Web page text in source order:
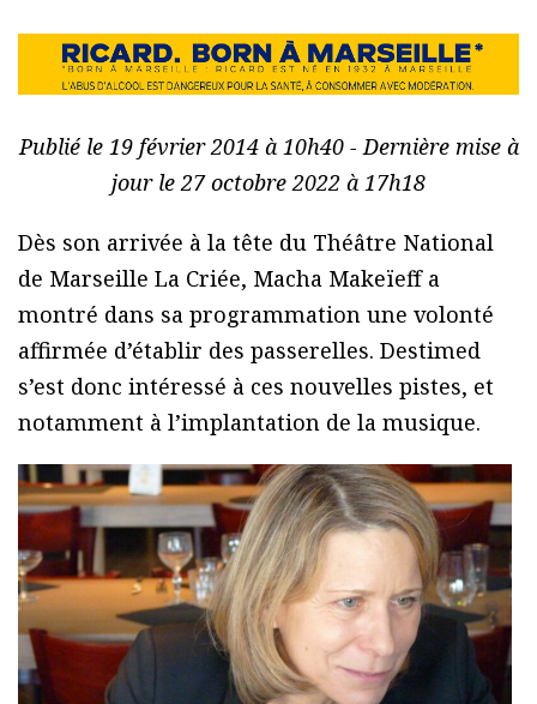
Publié le 19 février 2014 à 10h40 - Dernière mise à
jour le 27 octobre 2022 à 17h18
Dès son arrivée à la tête du Théâtre National
de Marseille La Criée, Macha Makeïeff a
montré dans sa programmation une volonté
affirmée d’établir des passerelles. Destimed
s’est donc intéressé à ces nouvelles pistes, et
notamment à l’implantation de la musique.